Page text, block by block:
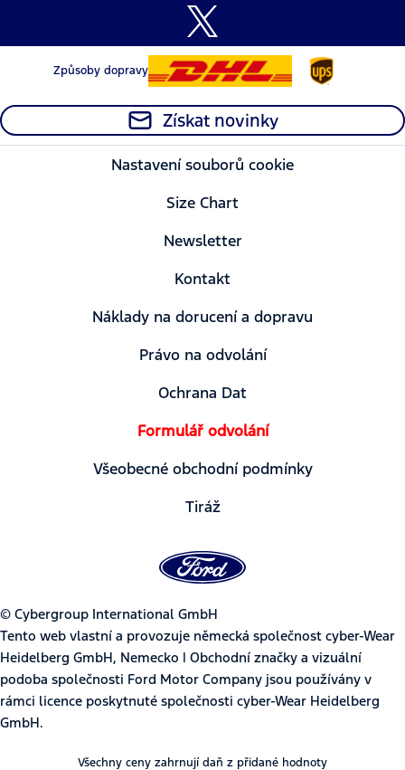
Způsoby dopravy
Získat novinky
Nastavení souborů cookie
Size Chart
Newsletter
Kontakt
Náklady na dorucení a dopravu
Právo na odvolání
Ochrana Dat
Formulář odvolání
Všeobecné obchodní podmínky
Tiráž
© Cybergroup International GmbH
Tento web vlastní a provozuje německá společnost cyber-Wear
Heidelberg GmbH, Nemecko | Obchodní značky a vizuální
podoba společnosti Ford Motor Company jsou používány v
rámci licence poskytnuté společnosti cyber-Wear Heidelberg
GmbH.
Všechny ceny zahrnují daň z přidané hodnoty